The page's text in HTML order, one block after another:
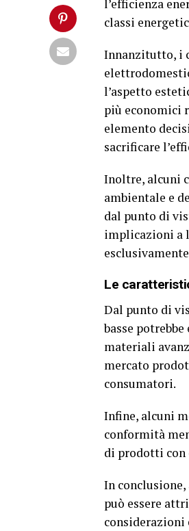
l’efficienza
classi
Innanzitutto, i
l’aspetto
più economici
elemento
sacrificare
Inoltre, alcuni
ambientale e
dal punto di
implicazioni a
Le
Dal punto di
basse
materiali
mercato
consumatori.
Infine, alcuni
conformità
di prodotti con
In
può essere